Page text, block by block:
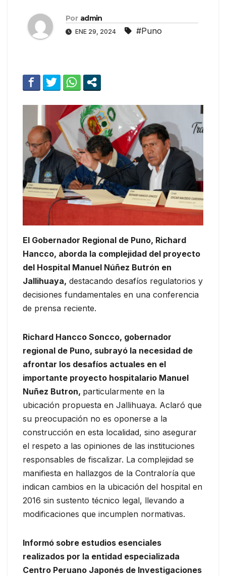
Por admin
ENE 29, 2024 #Puno
El Gobernador Regional de Puno, Richard
Hancco, aborda la complejidad del proyecto
del Hospital Manuel Núñez Butrón en
Jallihuaya, destacando desafíos regulatorios y
decisiones fundamentales en una conferencia
de prensa reciente.
Richard Hancco Soncco, gobernador
regional de Puno, subrayó la necesidad de
afrontar los desafíos actuales en el
importante proyecto hospitalario Manuel
Nuñez Butron, particularmente en la
ubicación propuesta en Jallihuaya. Aclaró que
su preocupación no es oponerse a la
construcción en esta localidad, sino asegurar
el respeto a las opiniones de las instituciones
responsables de fiscalizar. La complejidad se
manifiesta en hallazgos de la Contraloría que
indican cambios en la ubicación del hospital en
2016 sin sustento técnico legal, llevando a
modificaciones que incumplen normativas.
Informó sobre estudios esenciales
realizados por la entidad especializada
Centro Peruano Japonés de Investigaciones